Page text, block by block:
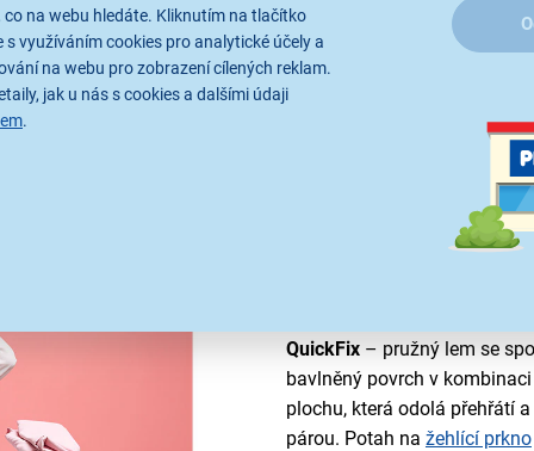
na webu hledáte. Kliknutím na tlačítko
s využíváním cookies pro analytické účely a
na webu pro zobrazení cílených reklam.
jak u nás s cookies a dalšími údaji
.
Hygienické
Potah na žehlící prknoVileda
QuickFix– pružný lem se
bavlněný povrch v
plochu, která odolá přehřátí
párou. Potah na žehlící prkno